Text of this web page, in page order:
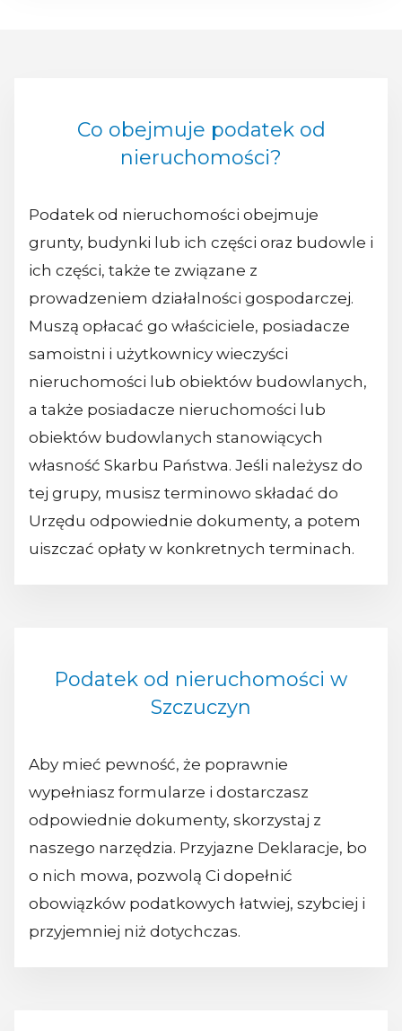
Co obejmuje podatek od
nieruchomości?
Podatek od nieruchomości obejmuje
grunty, budynki lub ich części oraz budowle i
ich części, także te związane z
prowadzeniem działalności gospodarczej.
Muszą opłacać go właściciele, posiadacze
samoistni i użytkownicy wieczyści
nieruchomości lub obiektów budowlanych,
a także posiadacze nieruchomości lub
obiektów budowlanych stanowiących
własność Skarbu Państwa. Jeśli należysz do
tej grupy, musisz terminowo składać do
Urzędu odpowiednie dokumenty, a potem
uiszczać opłaty w konkretnych terminach.
Podatek od nieruchomości w
Szczuczyn
Aby mieć pewność, że poprawnie
wypełniasz formularze i dostarczasz
odpowiednie dokumenty, skorzystaj z
naszego narzędzia. Przyjazne Deklaracje, bo
o nich mowa, pozwolą Ci dopełnić
obowiązków podatkowych łatwiej, szybciej i
przyjemniej niż dotychczas.